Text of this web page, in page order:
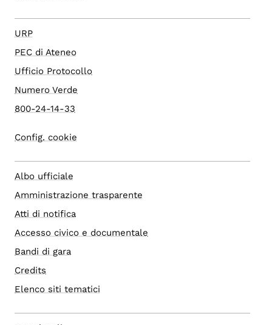
URP
PEC di Ateneo
Ufficio Protocollo
Numero Verde
800-24-14-33
Config. cookie
Albo ufficiale
Amministrazione trasparente
Atti di notifica
Accesso civico e documentale
Bandi di gara
Credits
Elenco siti tematici